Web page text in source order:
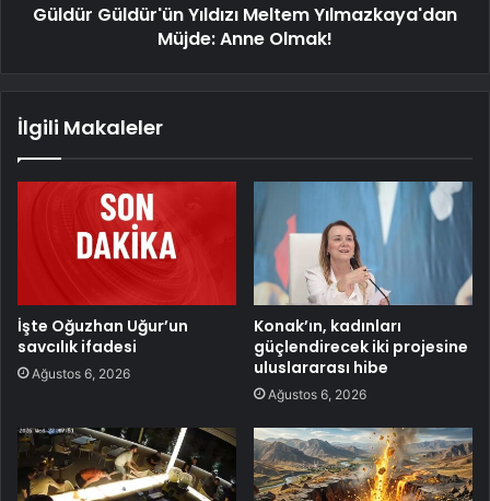
Güldür Güldür'ün Yıldızı Meltem Yılmazkaya'dan
Müjde: Anne Olmak!
İlgili Makaleler
İşte Oğuzhan Uğur’un
savcılık ifadesi
Ağustos 6, 2026
Konak’ın, kadınları
güçlendirecek iki projesine
uluslararası hibe
Ağustos 6, 2026